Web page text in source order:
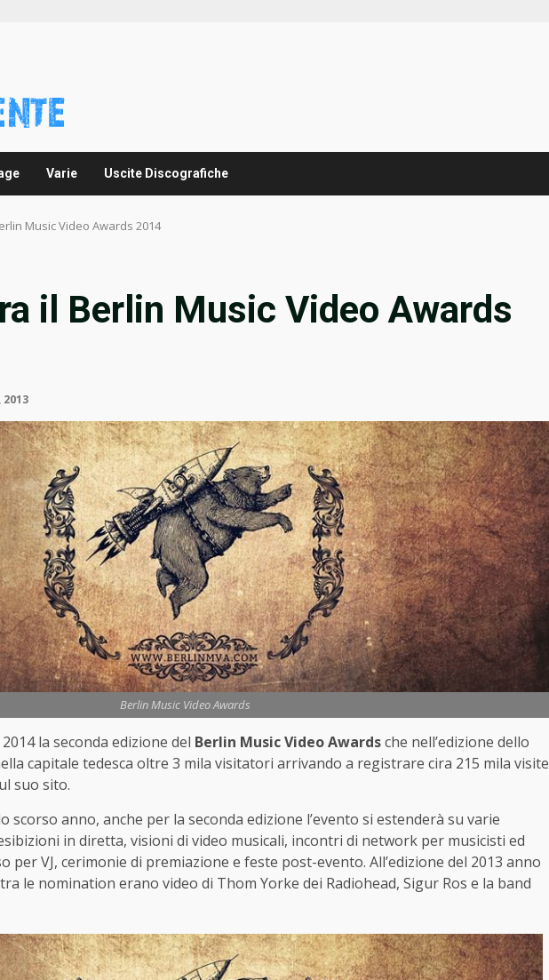
Varie Uscite Discografiche
Music Video Awards 2014
il Berlin Music Video Awards
Berlin Music Video Awards
la seconda edizione del Berlin Music Video Awardsche nell’edizione dello
capitale tedesca oltre 3 mila visitatori arrivando a registrare cira 215 mila visite
suo sito.
scorso anno, anche per la seconda edizione l’evento si estenderà su varie
in diretta, visioni di video musicali, incontri di network per musicisti ed
per VJ, cerimonie di premiazione e feste post-evento. All’edizione del 2013 anno
le nomination erano video di Thom Yorke dei Radiohead, Sigur Ros e la band